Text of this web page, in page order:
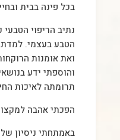
בכל פינה בבית
נתיב הריפוי
הטבע בעצמי.
ואת אומנות
והוספתי ידע
תרומתה לאיכות
הפכתי אהבה